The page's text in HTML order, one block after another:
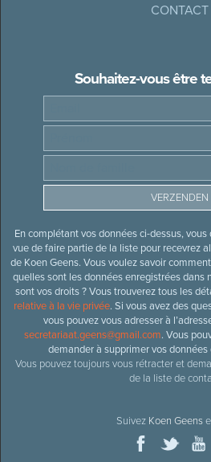
CONTACT
Souhaitez-vous être
En complétant vos données ci-dessus,
vue de faire partie de la liste pour recevrez
de Koen Geens. Vous voulez savoir
quelles sont les données enregistrées dans
sont vos droits ? Vous trouverez tous les
relative à la vie privée. Si vous avez des
vous pouvez vous adresser à
secretariaat.geens@gmail.com. Vous
demander à supprimer vos données
Vous pouvez toujours vous rétracter et
de la liste de
Suivez Koen Geens